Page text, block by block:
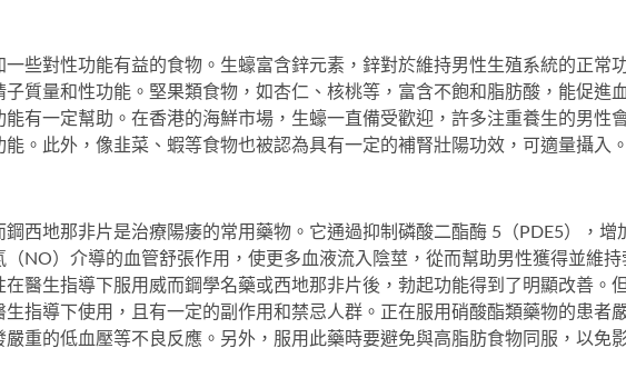
些對性功能有益的食物。生蠔富含鋅元素，鋅對於維持男性生殖系統的正常
質量和性功能。堅果類食物，如杏仁、核桃等，富含不飽和脂肪酸，能促進
有一定幫助。在香港的海鮮市場，生蠔一直備受歡迎，許多注重養生的男性
。此外，像韭菜、蝦等食物也被認為具有一定的補腎壯陽功效，可適量攝入
鋼西地那非片是治療陽痿的常用藥物。它通過抑制磷酸二酯酶 5（PDE5），增
（NO）介導的血管舒張作用，使更多血液流入陰莖，從而幫助男性獲得並維持
醫生指導下服用 威而鋼學名藥或西地那非片後，勃起功能得到了明顯改善。
生指導下使用，且有一定的副作用和禁忌人群。正在服用硝酸酯類藥物的患者
重的低血壓等不良反應。另外，服用此藥時要避免與高脂肪食物同服，以免